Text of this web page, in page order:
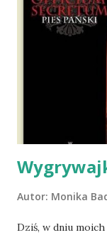
ludźmi i kotami,
wyjazd w Beskid
atak padaczki, co
wdrożyliśmy
wspólnym życiem
się ustabilizować
zaczęliśmy się
Dopier...
Autor: Monika
Dziś, w dniu